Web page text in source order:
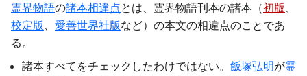
霊界物語の諸本相違点とは、霊界物語刊本の諸本（初版 、
校定版 、 愛善世界社版など）の本文の相違点のことであ
る。
諸本すべてをチェックしたわけではない。 飯塚弘明が霊